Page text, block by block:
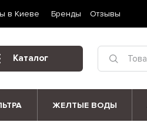
в Киеве Бренды Отзывы
Каталог
ЖЕЛТЫЕ ВОДЫ